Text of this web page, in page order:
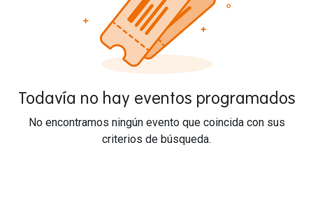
Todavía no hay eventos programados
No encontramos ningún evento que coincida con sus
criterios de búsqueda.